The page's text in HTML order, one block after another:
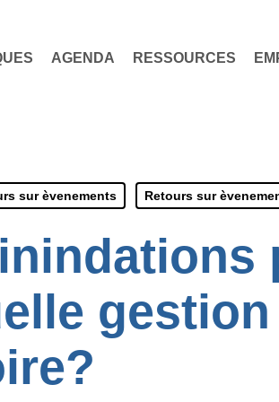
AGENDA RESSOURCES
sur èvenements Retours sur